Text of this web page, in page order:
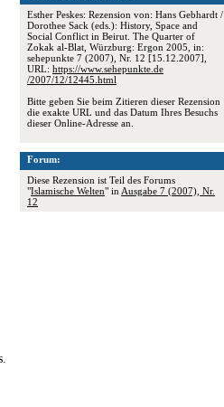
Esther Peskes: Rezension von: Hans Gebhardt /
Dorothee Sack (eds.): History, Space and
Social Conflict in Beirut. The Quarter of
Zokak al-Blat, Würzburg: Ergon 2005, in:
sehepunkte 7 (2007), Nr. 12 [15.12.2007],
URL: https://www.sehepunkte.de
/2007/12/12445.html
Bitte geben Sie beim Zitieren dieser Rezension
die exakte URL und das Datum Ihres Besuchs
dieser Online-Adresse an.
Forum:
Diese Rezension ist Teil des Forums
"Islamische Welten" in Ausgabe 7 (2007), Nr.
12